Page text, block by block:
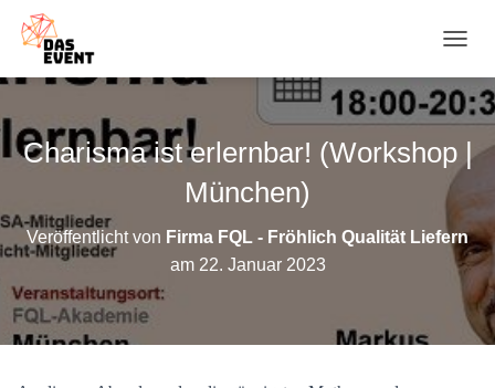
A
V
I
A
T
N
U
M
H
Charisma ist erlernbar! (Workshop |
München)
Veröffentlicht von Firma FQL - Fröhlich Qualität Liefern
am 22. Januar 2023